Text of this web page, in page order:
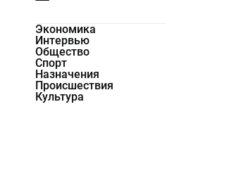
Экономика
Интервью
Общество
Спорт
Назначения
Происшествия
Культура